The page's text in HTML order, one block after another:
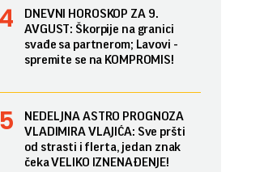
DNEVNI HOROSKOP ZA 9.
AVGUST: Škorpije na granici
svađe sa partnerom; Lavovi -
spremite se na KOMPROMIS!
NEDELJNA ASTRO PROGNOZA
VLADIMIRA VLAJIĆA: Sve pršti
od strasti i flerta, jedan znak
čeka VELIKO IZNENAĐENJE!